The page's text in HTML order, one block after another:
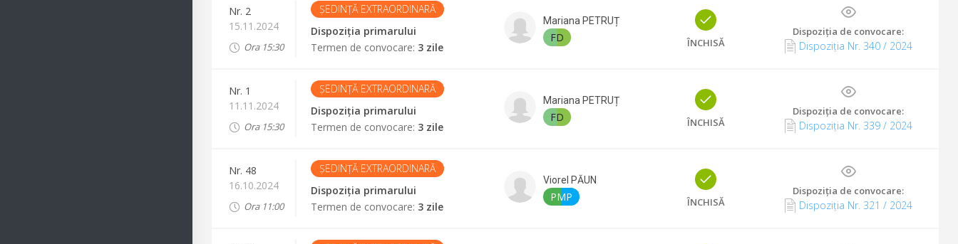
Nr. 2
15.11.2024
Ora 15:30
ȘEDINȚĂ EXTRAORDINARĂ
Dispoziția primarului
Termen de convocare: 3 zile
Mariana PETRUȚ
FD ÎNCHISĂ
Dispoziția de convocare:
Dispoziția Nr. 340 / 2024
Nr. 1
11.11.2024
Ora 15:30
ȘEDINȚĂ EXTRAORDINARĂ
Dispoziția primarului
Termen de convocare: 3 zile
Mariana PETRUȚ
FD ÎNCHISĂ
Dispoziția de convocare:
Dispoziția Nr. 339 / 2024
Nr. 48
16.10.2024
Ora 11:00
ȘEDINȚĂ EXTRAORDINARĂ
Dispoziția primarului
Termen de convocare: 3 zile
Viorel PĂUN
PMP ÎNCHISĂ
Dispoziția de convocare:
Dispoziția Nr. 321 / 2024